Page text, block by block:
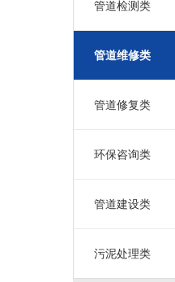
管道检测类
管道维修类
管道修复类
环保咨询类
管道建设类
污泥处理类